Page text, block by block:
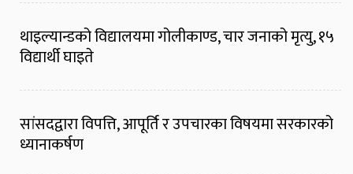
थाइल्यान्डको विद्यालयमा गोलीकाण्ड, चार जनाको मृत्यु, १५
विद्यार्थी घाइते
सांसदद्वारा विपत्ति, आपूर्ति र उपचारका विषयमा सरकारको
ध्यानाकर्षण